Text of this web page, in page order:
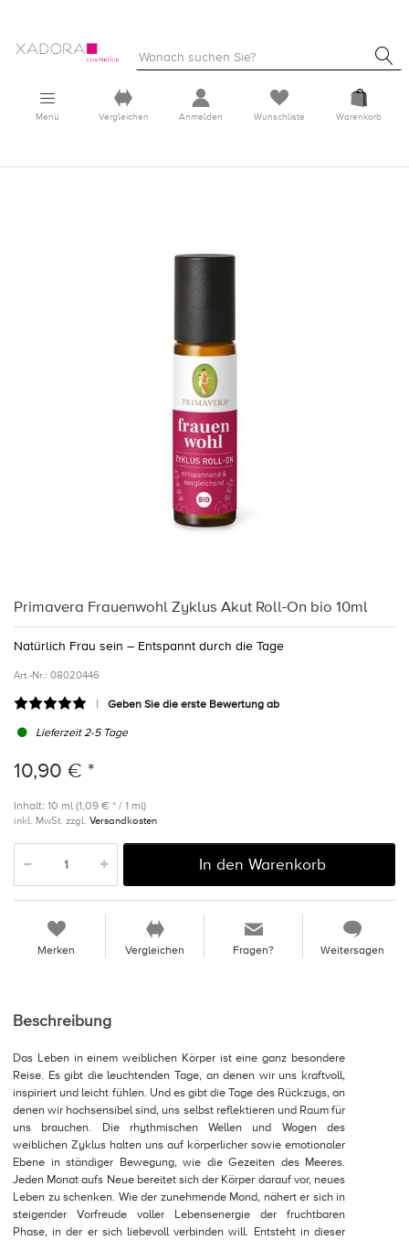
Menü Vergleichen Anmelden Wunschliste Warenkorb
Primavera Frauenwohl Zyklus Akut Roll-On bio 10ml
Natürlich Frau sein – Entspannt durch die Tage
Art.-Nr.: 08020446
Geben Sie die erste Bewertung ab
Lieferzeit 2-5 Tage
10,90 € *
Inhalt: 10 ml (1,09 € * / 1 ml)
inkl. MwSt. zzgl. Versandkosten
In den Warenkorb
Merken Vergleichen Fragen? Weitersagen
Beschreibung
Das Leben in einem weiblichen Körper ist eine ganz besondere
Reise. Es gibt die leuchtenden Tage, an denen wir uns kraftvoll,
inspiriert und leicht fühlen. Und es gibt die Tage des Rückzugs, an
denen wir hochsensibel sind, uns selbst reflektieren und Raum für
uns brauchen. Die rhythmischen Wellen und Wogen des
weiblichen Zyklus halten uns auf körperlicher sowie emotionaler
Ebene in ständiger Bewegung, wie die Gezeiten des Meeres.
Jeden Monat aufs Neue bereitet sich der Körper darauf vor, neues
Leben zu schenken. Wie der zunehmende Mond, nähert er sich in
steigender Vorfreude voller Lebensenergie der fruchtbaren
Phase, in der er sich liebevoll verbinden will. Entsteht in dieser